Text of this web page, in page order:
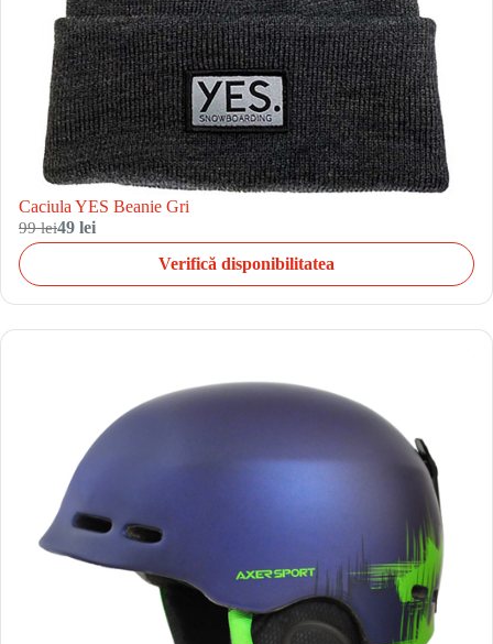
Caciula YES Beanie Gri
99 lei49 lei
Verifică disponibilitatea